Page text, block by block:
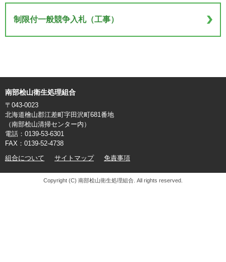
制限付一般競争入札（工事）
南部桧山衛生処理組合
〒043-0023
北海道檜山郡江差町字田沢町681番地
（南部桧山清掃センター内）
電話：0139-53-6301
FAX：0139-52-4738
組合について
サイトマップ 免責事項
Copyright (C) 南部桧山衛生処理組合. All rights reserved.